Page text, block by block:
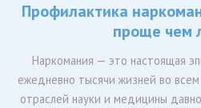
Профилактика
проще чем
Наркомания — это настоящая
ежедневно тысячи жизней во
отраслей науки и медицины